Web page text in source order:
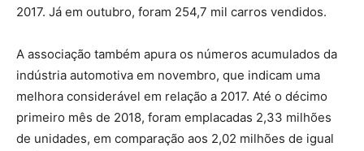
2017. Já em outubro, foram 254,7 mil carros vendidos.
A associação também apura os números acumulados da
indústria automotiva em novembro, que indicam uma
melhora considerável em relação a 2017. Até o décimo
primeiro mês de 2018, foram emplacadas 2,33 milhões
de unidades, em comparação aos 2,02 milhões de igual